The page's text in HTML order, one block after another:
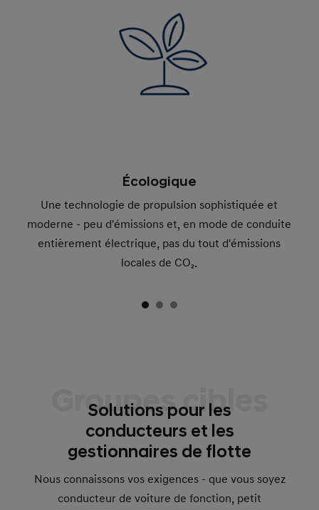
Écologique
Une technologie de propulsion sophistiquée et
moderne - peu d'émissions et, en mode de conduite
entièrement électrique, pas du tout d'émissions
locales de CO₂.
Groupes cibles
Solutions pour les
conducteurs et les
gestionnaires de flotte
Nous connaissons vos exigences - que vous soyez
conducteur de voiture de fonction, petit